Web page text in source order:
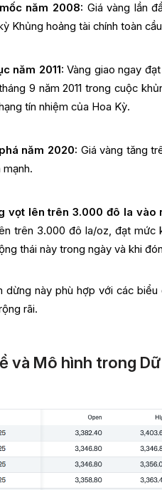
năm 2008: Giá vàng lần
Khủng hoảng tài chính toàn
năm 2011: Vàng giao ngay
9 năm 2011 trong cuộc
tín nhiệm của Hoa Kỳ.
năm 2020: Giá vàng tăng
mạnh.
vọt lên trên 3.000 đô la vào
trên 3.000 đô la/oz, đạt mức
thái này trong ngày và khi
dừng này phù hợp với các
rãi.
và Mô hình trong